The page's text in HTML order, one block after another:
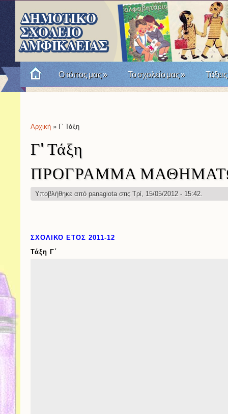
Ο τόπος μας» Το σχολείο μας» Τάξεις
Είστε εδώ
Αρχική » Γ' Τάξη
Γ' Τάξη
ΠΡΟΓΡΑΜΜΑ
Υποβλήθηκε από panagiotaστις Τρί, 15/05/2012 - 15:42.
ΣΧΟΛΙΚΟ ΕΤΟΣ 2011-12
Τάξη Γ΄